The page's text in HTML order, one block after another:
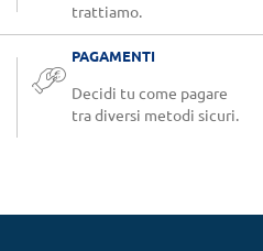
trattiamo.
PAGAMENTI
Decidi tu come pagare
tra diversi metodi sicuri.